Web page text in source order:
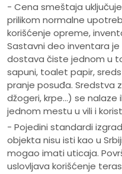
- Cena smeštaja
prilikom normalne
korišćenje opreme,
Sastavni deo inventara
dostava čiste jednom u
sapuni, toalet papir,
pranje posuđa. Sredstva
džogeri, krpe...) se
jednom mestu u vili i
- Pojedini standardi
objekta nisu isti kao u
mogao imati uticaja.
uslovljava korišćenje